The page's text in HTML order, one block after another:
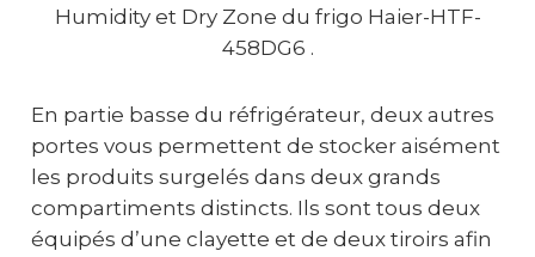
En partie basse du réfrigérateur, deux autres
portes vous permettent de stocker aisément
les produits surgelés dans deux grands
compartiments distincts. Ils sont tous deux
équipés d’une clayette et de deux tiroirs afin